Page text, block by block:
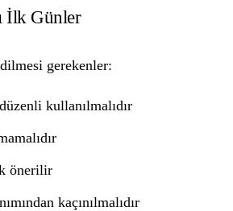
İlk Günler
gerekenler:
kullanılmalıdır
önerilir
kaçınılmalıdır